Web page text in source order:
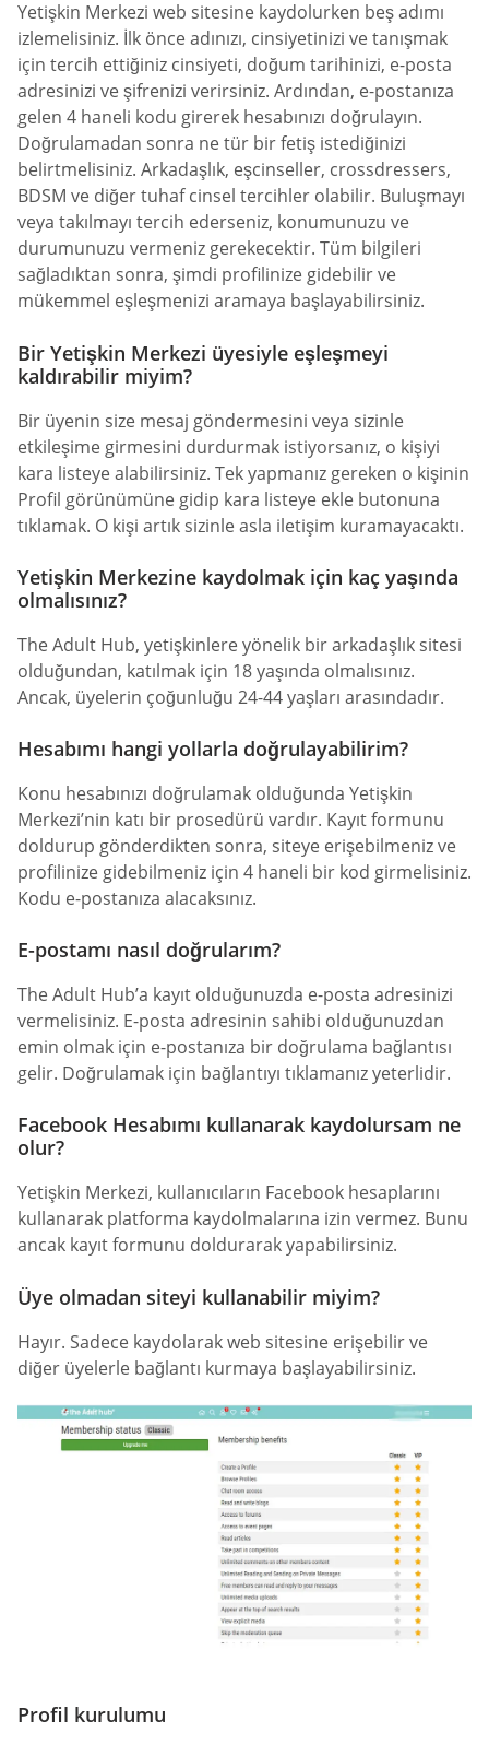
Yetişkin Merkezi web sitesine kaydolurken beş adımı
izlemelisiniz. İlk önce adınızı, cinsiyetinizi ve tanışmak
için tercih ettiğiniz cinsiyeti, doğum tarihinizi, e-posta
adresinizi ve şifrenizi verirsiniz. Ardından, e-postanıza
gelen 4 haneli kodu girerek hesabınızı doğrulayın.
Doğrulamadan sonra ne tür bir fetiş istediğinizi
belirtmelisiniz. Arkadaşlık, eşcinseller, crossdressers,
BDSM ve diğer tuhaf cinsel tercihler olabilir. Buluşmayı
veya takılmayı tercih ederseniz, konumunuzu ve
durumunuzu vermeniz gerekecektir. Tüm bilgileri
sağladıktan sonra, şimdi profilinize gidebilir ve
mükemmel eşleşmenizi aramaya başlayabilirsiniz.
Bir Yetişkin Merkezi üyesiyle eşleşmeyi
kaldırabilir miyim?
Bir üyenin size mesaj göndermesini veya sizinle
etkileşime girmesini durdurmak istiyorsanız, o kişiyi
kara listeye alabilirsiniz. Tek yapmanız gereken o kişinin
Profil görünümüne gidip kara listeye ekle butonuna
tıklamak. O kişi artık sizinle asla iletişim kuramayacaktı.
Yetişkin Merkezine kaydolmak için kaç yaşında
olmalısınız?
The Adult Hub, yetişkinlere yönelik bir arkadaşlık sitesi
olduğundan, katılmak için 18 yaşında olmalısınız.
Ancak, üyelerin çoğunluğu 24-44 yaşları arasındadır.
Hesabımı hangi yollarla doğrulayabilirim?
Konu hesabınızı doğrulamak olduğunda Yetişkin
Merkezi’nin katı bir prosedürü vardır. Kayıt formunu
doldurup gönderdikten sonra, siteye erişebilmeniz ve
profilinize gidebilmeniz için 4 haneli bir kod girmelisiniz.
Kodu e-postanıza alacaksınız.
E-postamı nasıl doğrularım?
The Adult Hub’a kayıt olduğunuzda e-posta adresinizi
vermelisiniz. E-posta adresinin sahibi olduğunuzdan
emin olmak için e-postanıza bir doğrulama bağlantısı
gelir. Doğrulamak için bağlantıyı tıklamanız yeterlidir.
Facebook Hesabımı kullanarak kaydolursam ne
olur?
Yetişkin Merkezi, kullanıcıların Facebook hesaplarını
kullanarak platforma kaydolmalarına izin vermez. Bunu
ancak kayıt formunu doldurarak yapabilirsiniz.
Üye olmadan siteyi kullanabilir miyim?
Hayır. Sadece kaydolarak web sitesine erişebilir ve
diğer üyelerle bağlantı kurmaya başlayabilirsiniz.
Profil kurulumu